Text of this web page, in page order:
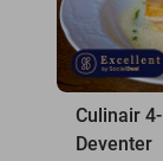
Culinair
Deventer